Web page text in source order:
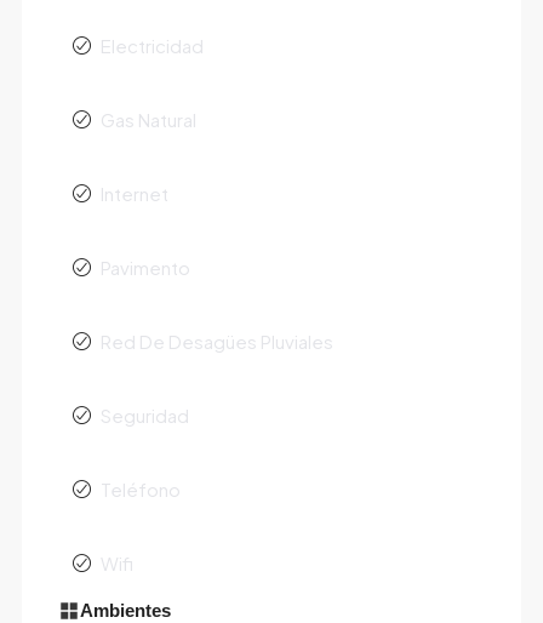
Electricidad
Gas Natural
Internet
Pavimento
Red De Desagües Pluviales
Seguridad
Teléfono
Wifi
Ambientes